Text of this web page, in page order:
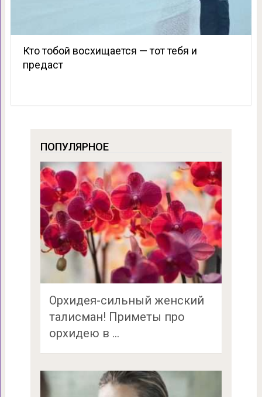
Кто тобой восхищается — тот тебя и
предаст
ПОПУЛЯРНОЕ
Орхидея-сильный женский
талисман! Приметы про
орхидею в …